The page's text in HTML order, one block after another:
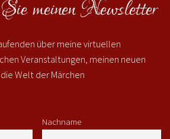
meinen Newsletter
über meine virtuellen
Veranstaltungen, meinen neuen
Welt der Märchen
Nachname